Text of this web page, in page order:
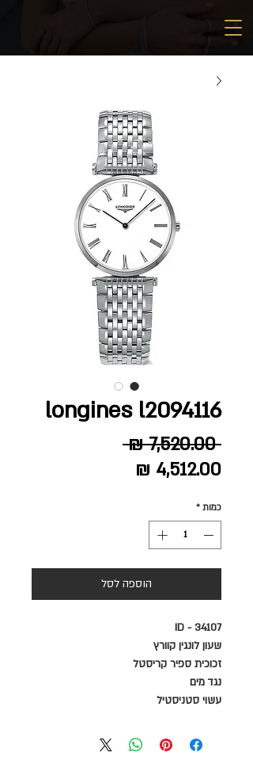
longines l2094116
‏7,520.00 ‏₪
מחיר
כמות *
הוספה לסל
ID - 34107
שעון לונגין קוורץ
זכוכית ספיר קריסטל
נגד מים
עשוי סטניסטיל